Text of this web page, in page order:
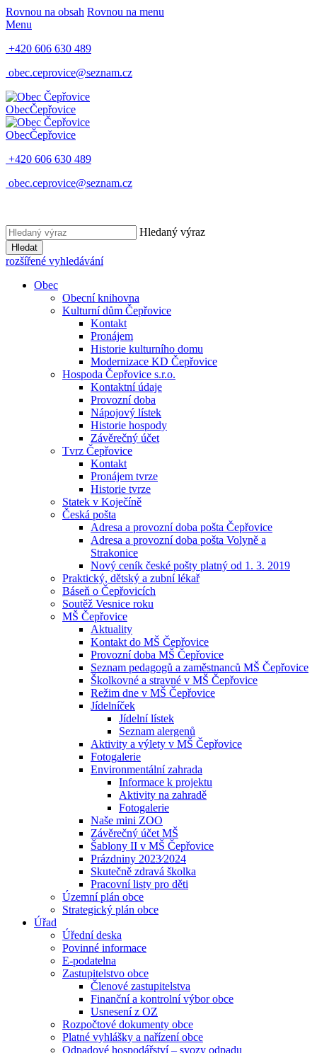
Rovnou na obsah Rovnou na menu
Menu
+420 606 630 489
obec.ceprovice@seznam.cz
ObecČepřovice
ObecČepřovice
+420 606 630 489
obec.ceprovice@seznam.cz
Hledaný výraz
Hledat
rozšířené vyhledávání
Obec
Obecní knihovna
Kulturní dům Čepřovice
Kontakt
Pronájem
Historie kulturního domu
Modernizace KD Čepřovice
Hospoda Čepřovice s.r.o.
Kontaktní údaje
Provozní doba
Nápojový lístek
Historie hospody
Závěrečný účet
Tvrz Čepřovice
Kontakt
Pronájem tvrze
Historie tvrze
Statek v Koječíně
Česká pošta
Adresa a provozní doba pošta Čepřovice
Adresa a provozní doba pošta Volyně a
Strakonice
Nový ceník české pošty platný od 1. 3. 2019
Praktický, dětský a zubní lékař
Báseň o Čepřovicích
Soutěž Vesnice roku
MŠ Čepřovice
Aktuality
Kontakt do MŠ Čepřovice
Provozní doba MŠ Čepřovice
Seznam pedagogů a zaměstnanců MŠ Čepřovice
Školkovné a stravné v MŠ Čepřovice
Režim dne v MŠ Čepřovice
Jídelníček
Jídelní lístek
Seznam alergenů
Aktivity a výlety v MŠ Čepřovice
Fotogalerie
Environmentální zahrada
Informace k projektu
Aktivity na zahradě
Fotogalerie
Naše mini ZOO
Závěrečný účet MŠ
Šablony II v MŠ Čepřovice
Prázdniny 2023⁄2024
Skutečně zdravá školka
Pracovní listy pro děti
Územní plán obce
Strategický plán obce
Úřad
Úřední deska
Povinné informace
E-podatelna
Zastupitelstvo obce
Členové zastupitelstva
Finanční a kontrolní výbor obce
Usnesení z OZ
Rozpočtové dokumenty obce
Platné vyhlášky a nařízení obce
Odpadové hospodářství – svozy odpadu